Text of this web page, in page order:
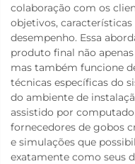
colaboração com os
objetivos,
desempenho. Essa
produto final não
mas também funcione
técnicas específicas do
do ambiente de
assistido por
fornecedores de gobos
e simulações que
exatamente como seus